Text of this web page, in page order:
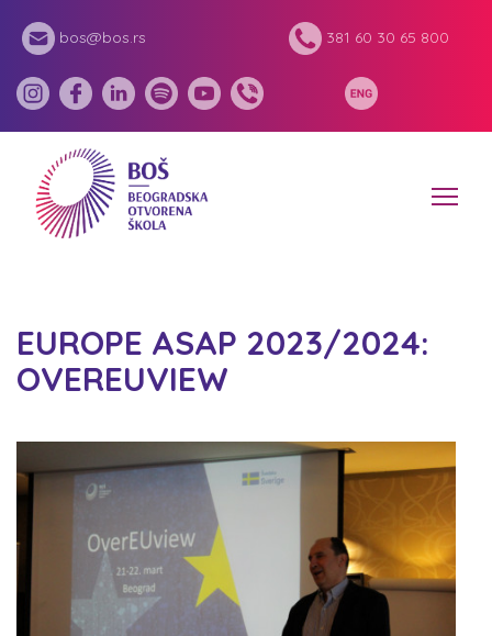
bos@bos.rs 381 60 30 65 800
EUROPE ASAP 2023/2024:
OVEREUVIEW